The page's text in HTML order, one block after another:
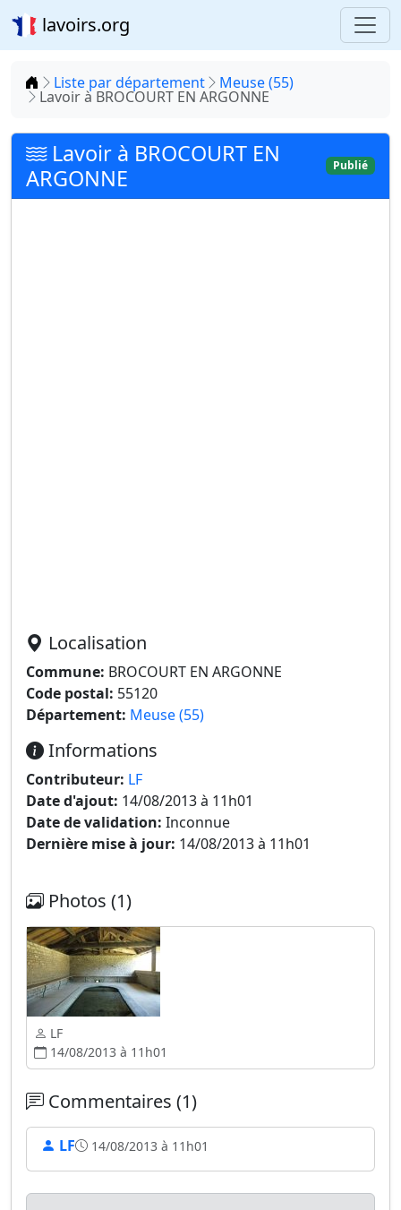
lavoirs.org
Accueil
Liste par département Meuse (55)
Lavoir à BROCOURT EN ARGONNE
Lavoir à BROCOURT EN
ARGONNE
Publié
Localisation
Commune: BROCOURT EN ARGONNE
Code postal: 55120
Département: Meuse (55)
Informations
Contributeur: LF
Date d'ajout: 14/08/2013 à 11h01
Date de validation: Inconnue
Dernière mise à jour: 14/08/2013 à 11h01
Photos (1)
LF
14/08/2013 à 11h01
Commentaires (1)
LF 14/08/2013 à 11h01